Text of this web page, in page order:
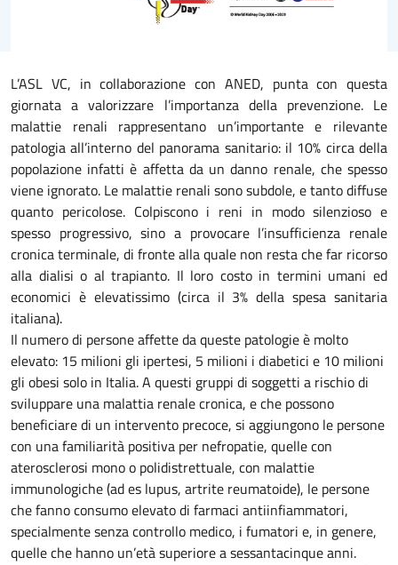
L’ASL VC, in collaborazione con ANED, punta con questa
giornata a valorizzare l’importanza della prevenzione. Le
malattie renali rappresentano un’importante e rilevante
patologia all’interno del panorama sanitario: il 10% circa della
popolazione infatti è affetta da un danno renale, che spesso
viene ignorato. Le malattie renali sono subdole, e tanto diffuse
quanto pericolose. Colpiscono i reni in modo silenzioso e
spesso progressivo, sino a provocare l’insufficienza renale
cronica terminale, di fronte alla quale non resta che far ricorso
alla dialisi o al trapianto. Il loro costo in termini umani ed
economici è elevatissimo (circa il 3% della spesa sanitaria
italiana).
Il numero di persone affette da queste patologie è molto
elevato: 15 milioni gli ipertesi, 5 milioni i diabetici e 10 milioni
gli obesi solo in Italia. A questi gruppi di soggetti a rischio di
sviluppare una malattia renale cronica, e che possono
beneficiare di un intervento precoce, si aggiungono le persone
con una familiarità positiva per nefropatie, quelle con
aterosclerosi mono o polidistrettuale, con malattie
immunologiche (ad es lupus, artrite reumatoide), le persone
che fanno consumo elevato di farmaci antiinfiammatori,
specialmente senza controllo medico, i fumatori e, in genere,
quelle che hanno un’età superiore a sessantacinque anni.